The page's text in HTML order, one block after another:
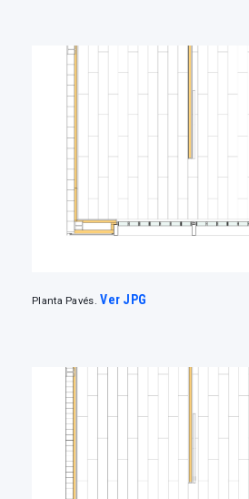
Planta Pavés.Ver JPG